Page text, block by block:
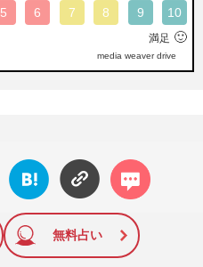
5 6 7 8 9 10
満足 🙂
media weaver drive
はてな
ブック
に追加
コメン
ト
無料占い